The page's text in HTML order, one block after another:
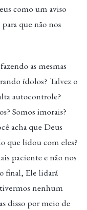
como um aviso
que não nos
as mesmas
ídolos? Talvez o
autocontrole?
Somos imorais?
acha que Deus
que lidou com eles?
paciente e não nos
final, Ele lidará
tivermos nenhum
disso por meio de